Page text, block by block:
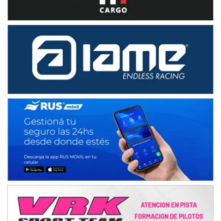
IAME SERIES ARGENTINA 6
Baradero (Buenos Aires)
Ciudad de Trenque Lauquen (Asfalto)
Trenque Lauquen (Buenos Aires)
ENTRERRIANO - F6 (POSTERGADA)
Parque de la Velocidad (Asfalto)
Villaguay (Entre Ríos)
VICTORIENSE - F7
El Cerro (Tierra)
PATAGONICO - F6
Gral. E. Godoy (Río Negro)
CSK - F7
Juventud Unida (Tierra)